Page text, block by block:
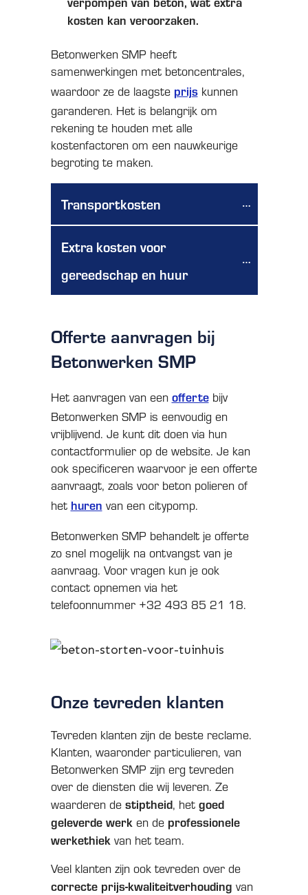
kosten kan veroorzaken.
Betonwerken SMP heeft
samenwerkingen met betoncentrales,
waardoor ze de laagste prijskunnen
garanderen. Het is belangrijk om
rekening te houden met alle
kostenfactoren om een nauwkeurige
begroting te maken.
Transportkosten
Extra kosten voor
gereedschap en huur
Offerte aanvragen bij
Betonwerken SMP
Het aanvragen van een offertebijv
Betonwerken SMP is eenvoudig en
vrijblijvend. Je kunt dit doen via hun
contactformulier op de website. Je kan
ook specificeren waarvoor je een offerte
aanvraagt, zoals voor beton polieren of
het huren van een citypomp.
Betonwerken SMP behandelt je offerte
zo snel mogelijk na ontvangst van je
aanvraag. Voor vragen kun je ook
contact opnemen via het
telefoonnummer +32 493 85 21 18.
Onze tevreden klanten
Tevreden klanten zijn de beste reclame.
Klanten, waaronder particulieren, van
Betonwerken SMP zijn erg tevreden
over de diensten die wij leveren. Ze
waarderen de stiptheid, het goed
geleverde werken de professionele
werkethiek van het team.
Veel klanten zijn ook tevreden over de
correcte prijs-kwaliteitverhouding van